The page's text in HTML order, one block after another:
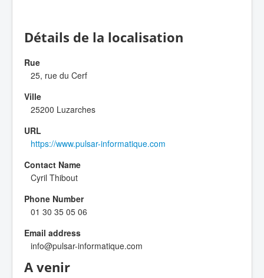
Détails de la localisation
Rue
25, rue du Cerf
Ville
25200 Luzarches
URL
https://www.pulsar-informatique.com
Contact Name
Cyril Thibout
Phone Number
01 30 35 05 06
Email address
info@pulsar-informatique.com
A venir